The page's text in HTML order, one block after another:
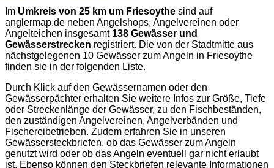
Im Umkreis von 25 km um Friesoythe sind auf
anglermap.de neben Angelshops, Angelvereinen oder
Angelteichen insgesamt 138 Gewässer und
Gewässerstrecken registriert. Die von der Stadtmitte aus
nächstgelegenen 10 Gewässer zum Angeln in Friesoythe
finden sie in der folgenden Liste.
Durch Klick auf den Gewässernamen oder den
Gewässerpächter erhalten Sie weitere Infos zur Größe, Tiefe
oder Streckenlänge der Gewässer, zu den Fischbeständen,
den zuständigen Angelvereinen, Angelverbänden und
Fischereibetrieben. Zudem erfahren Sie in unseren
Gewässersteckbriefen, ob das Gewässer zum Angeln
genutzt wird oder ob das Angeln eventuell gar nicht erlaubt
ist. Ebenso können den Steckbriefen relevante Informationen